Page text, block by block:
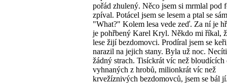
pořád zhulený. Něco jsem si mrmlal pod
zpíval. Potácel jsem se lesem a ptal se
"What?" Kolem lesa vede zeď. Za ní je
je pohřbený Karel Kryl. Někdo mi říkal,
lese žijí bezdomovci. Prodíral jsem se
narazil na jejich stany. Byla už noc.
žádný strach. Tisíckrát víc než bloudících
vyhnaných z hrobů, milionkrát víc než
krvežíznivých bezdomovců, jsem se bál